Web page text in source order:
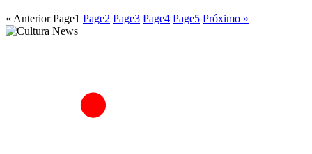
« Anterior Page1 Page2 Page3 Page4 Page5 Próximo »